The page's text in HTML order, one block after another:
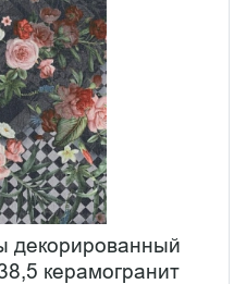
декорированный
керамогранит